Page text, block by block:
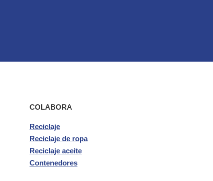
COLABORA
Reciclaje
Reciclaje de ropa
Reciclaje aceite
Contenedores